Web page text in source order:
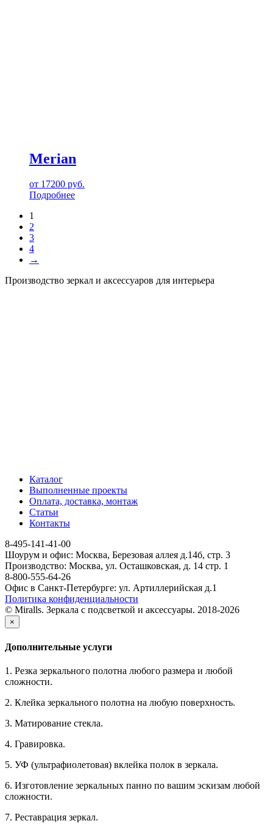
Merian
от 17200 руб.
Подробнее
1
2
3
4
→
Производство зеркал и аксессуаров для интерьера
Каталог
Выполненные проекты
Оплата, доставка, монтаж
Статьи
Контакты
8-495-141-41-00
Шоурум и офис: Москва, Березовая аллея д.14б, стр. 3
Производство: Москва, ул. Осташковская, д. 14 стр. 1
8-800-555-64-26
Офис в Санкт-Петербурге: ул. Артиллерийская д.1
Политика конфиденциальности
© Miralls. Зеркала с подсветкой и аксессуары. 2018-2026
×
Дополнительные услуги
1. Резка зеркального полотна любого размера и любой
сложности.
2. Клейка зеркального полотна на любую поверхность.
3. Матирование стекла.
4. Гравировка.
5. УФ (ультрафиолетовая) вклейка полок в зеркала.
6. Изготовление зеркальных панно по вашим эскизам любой
сложности.
7. Реставрация зеркал.